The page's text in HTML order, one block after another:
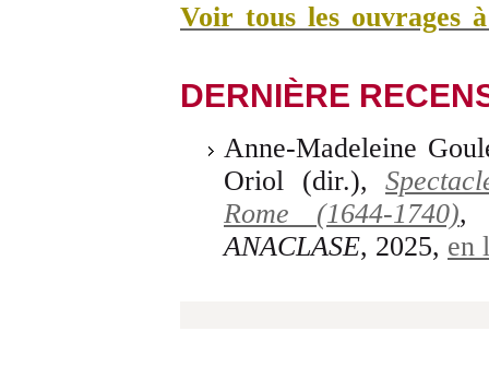
Voir tous les ouvrages
DERNIÈRE
Anne-Madeleine
Oriol (dir.),
Rome (1644-1740),
ANACLASE, 2025, en